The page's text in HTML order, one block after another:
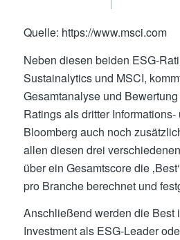
Quelle: https://www.msci.com
Neben diesen beiden ESG-
Sustainalytics und MSCI,
Gesamtanalyse und
Ratings als dritter
Bloomberg auch noch
allen diesen drei
über ein Gesamtscore die
pro Branche berechnet und
Anschließend werden die Best
Investment als ESG-Leader